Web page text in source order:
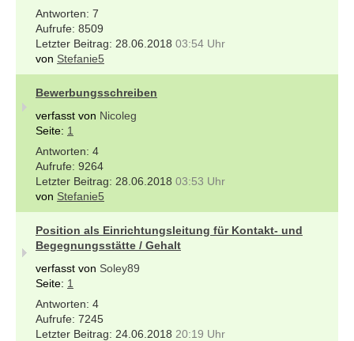
7
8509
28.06.2018 03:54 Uhr
von Stefanie5
Bewerbungsschreiben
verfasst von Nicoleg
Seite: 1
4
9264
28.06.2018 03:53 Uhr
von Stefanie5
Position als Einrichtungsleitung für Kontakt- und
Begegnungsstätte / Gehalt
verfasst von Soley89
Seite: 1
4
7245
24.06.2018 20:19 Uhr